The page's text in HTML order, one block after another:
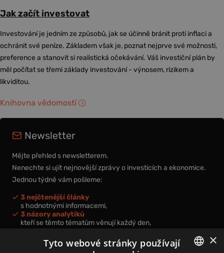
Jak začít investovat
Investování je jedním ze způsobů, jak se účinně bránit proti inflaci a
ochránit své peníze. Základem však je, poznat nejprve své možnosti,
preference a stanovit si realistická očekávání. Váš investiční plán by
měl počítat se třemi základy investování - výnosem, rizikem a
likviditou.
Knihovna vědomostí
Newsletter
Mějte přehled s newsletterem.
Nenechte si ujít nejnovější zprávy o investicích a ekonomice.
Jednou týdně vám pošleme:
3 nejčtenější články
s hodnotnými informacemi,
3 názory analytiků
kteří se těmto tématům věnují každý den,
nová videa a podcasty
k prohloubení vašich znalostí.
×
Tyto webové stránky používají